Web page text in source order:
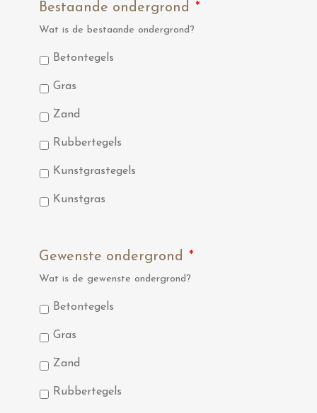
Bestaande ondergrond *
Wat is de bestaande ondergrond?
Betontegels
Gras
Zand
Rubbertegels
Kunstgrastegels
Kunstgras
Gewenste ondergrond *
Wat is de gewenste ondergrond?
Betontegels
Gras
Zand
Rubbertegels